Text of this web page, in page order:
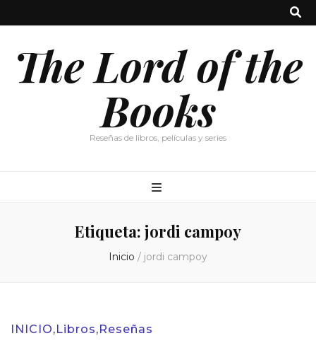
The Lord of the
Books
Reseñas de libros, películas y series
Etiqueta: jordi campoy
Inicio / jordi campoy
INICIO,Libros,Reseñas